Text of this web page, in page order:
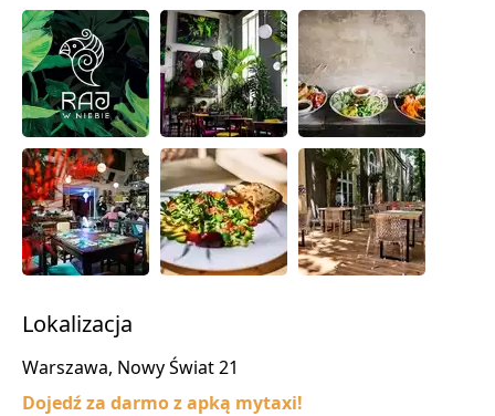
Lokalizacja
Warszawa, Nowy Świat 21
Dojedź za darmo z apką mytaxi!